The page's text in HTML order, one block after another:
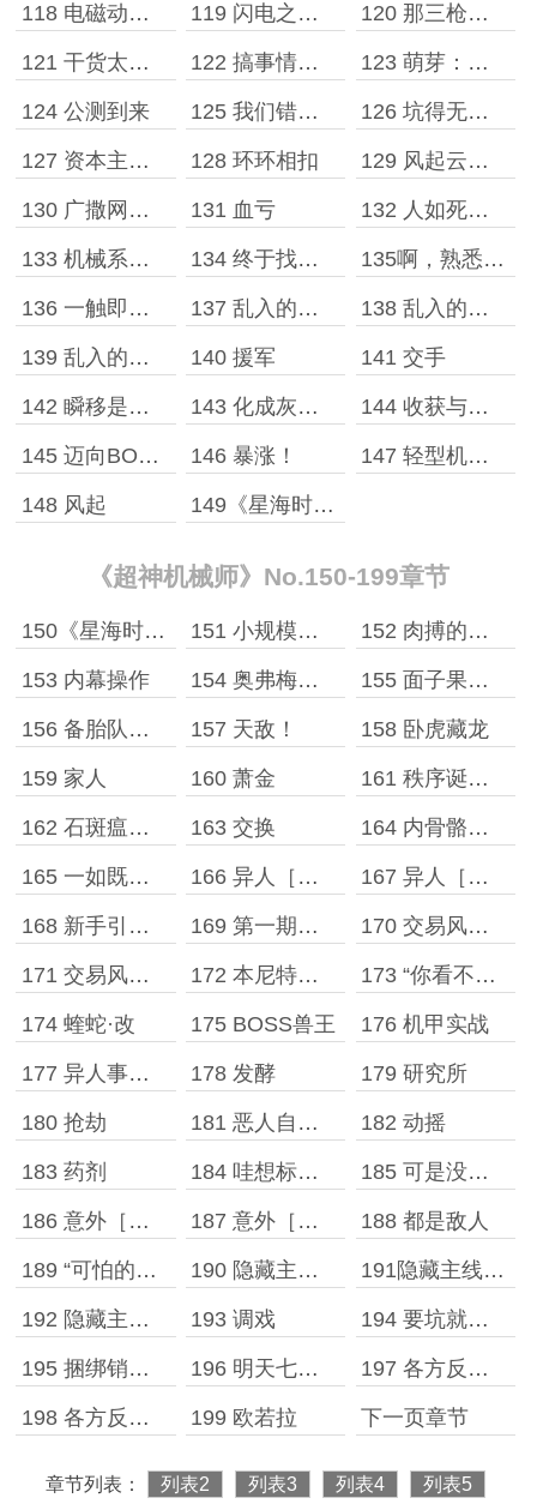
118 电磁动能武器 119 闪电之烬！ 120 那三枪的风情！
121 干货太多竟然想不到标题！ 122 搞事情！搞事情！ 123 萌芽：有句话我一定要讲！
124 公测到来 125 我们错过了什么？！ 126 坑得无法想象
127 资本主义的獠牙 128 环环相扣 129 风起云涌的电竞圈
130 广撒网的第一步 131 血亏 132 人如死神，子弹为镰
133 机械系好强啊 134 终于找到你，还好没放弃 135啊，熟悉的味道
136 一触即发的战局 137 乱入的黑幽灵［一］ 138 乱入的黑幽灵［二］
139 乱入的黑幽灵［三］ 140 援军 141 交手
142 瞬移是双刃剑 143 化成灰我也认得你 144 收获与影响
145 迈向BOSS之路 146 暴涨！ 147 轻型机甲的构想
148 风起 149《星海时报》［一］
《超神机械师》No.150-199章节
150《星海时报》［二］ 151 小规模兽袭 152 肉搏的机械师，超帅
153 内幕操作 154 奥弗梅拉的搜寻者 155 面子果实能力者
156 备胎队伍+1 157 天敌！ 158 卧虎藏龙
159 家人 160 萧金 161 秩序诞生于野蛮
162 石斑瘟疫与粗放型培养 163 交换 164 内骨骼材料
165 一如既往的黑 166 异人［一］ 167 异人［二］
168 新手引导者？ 169 第一期《星海探险日志》 170 交易风波［一］
171 交易风波［二］ 172 本尼特：我有一句…… 173 “你看不见我”
174 蝰蛇·改 175 BOSS兽王 176 机甲实战
177 异人事件开始 178 发酵 179 研究所
180 抢劫 181 恶人自有恶人磨 182 动摇
183 药剂 184 哇想标题比写正文还痛苦 185 可是没有标题更痛苦
186 意外［一］ 187 意外［二］ 188 都是敌人
189 “可怕的暗杀” 190 隐藏主线［一］ 191隐藏主线［二］
192 隐藏主线［三］ 193 调戏 194 要坑就坑多点
195 捆绑销售大法好，我他妈一定用到老 196 明天七夕，我很难受 197 各方反应［一］
198 各方反应［二］ 199 欧若拉 下一页章节
章节列表： 列表2 列表3 列表4 列表5